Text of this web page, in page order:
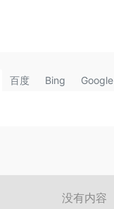
百度 Bing Google
没有内容